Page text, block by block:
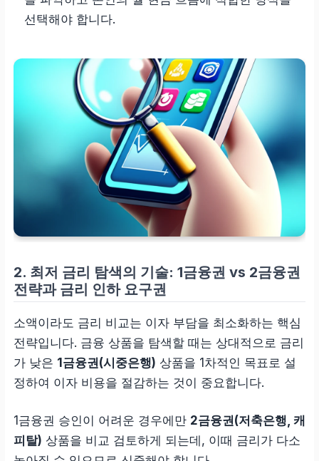
선택해야 합니다.
2. 최저 금리 탐색의 기술: 1금융권 vs 2금융권
전략과 금리 인하 요구권
소액이라도 금리 비교는 이자 부담을 최소화하는 핵심
전략입니다. 금융 상품을 탐색할 때는 상대적으로 금리
가 낮은 1금융권(시중은행) 상품을 1차적인 목표로 설
정하여 이자 비용을 절감하는 것이 중요합니다.
1금융권 승인이 어려운 경우에만 2금융권(저축은행, 캐
피탈) 상품을 비교 검토하게 되는데, 이때 금리가 다소